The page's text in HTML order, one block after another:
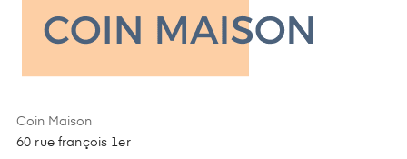
Coin Maison
60 rue françois 1er